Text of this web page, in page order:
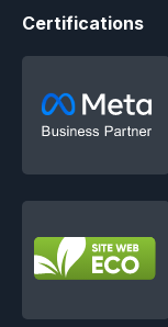
Certifications